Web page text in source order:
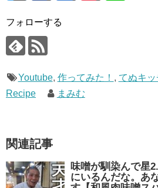
フォローする
Youtube, 作ってみた！ , てぬキ
Recipe
まみむ
関連記事
味噌が馴染んで星
にいるんだな。あ